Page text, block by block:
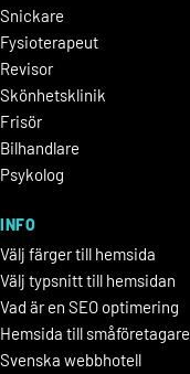
Snickare
Fysioterapeut
Revisor
Skönhetsklinik
Frisör
Bilhandlare
Psykolog
INFO
Välj färger till hemsida
Välj typsnitt till hemsidan
Vad är en SEO optimering
Hemsida till småföretagare
Svenska webbhotell